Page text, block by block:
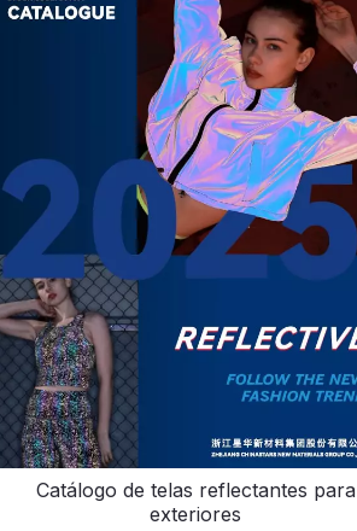
Catálogo de telas reflectantes para
exteriores